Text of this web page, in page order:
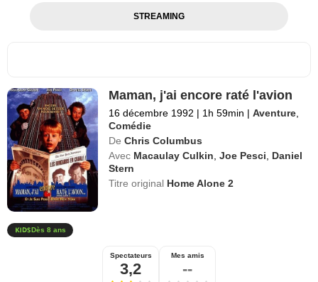
STREAMING
Maman, j'ai encore raté l'avion
16 décembre 1992 | 1h 59min | Aventure
Comédie
De Chris Columbus
Avec Macaulay Culkin ,Joe Pesci
Daniel
Stern
Titre original Home Alone 2
Dès 8 ans
Spectateurs
3,2
Mes amis
--